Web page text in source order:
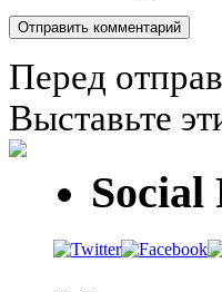
Перед
Выставьте
Social